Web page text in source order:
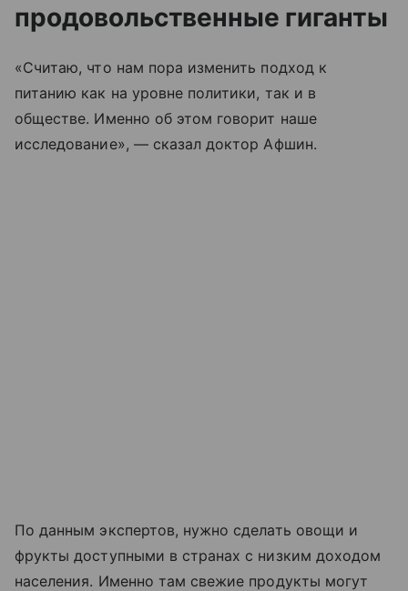
продовольственные гиганты
«Считаю, что нам пора изменить подход к
питанию как на уровне политики, так и в
обществе. Именно об этом говорит наше
исследование», — сказал доктор Афшин.
По данным экспертов, нужно сделать овощи и
фрукты доступными в странах с низким доходом
населения. Именно там свежие продукты могут